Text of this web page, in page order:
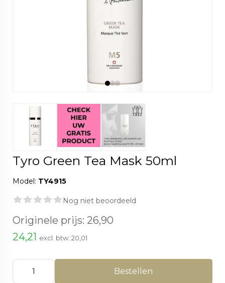
Tyro Green Tea Mask 50ml
Model: TY4915
Nog niet beoordeeld
Originele prijs: 26,90
24,21 excl. btw: 20,01
Bestellen